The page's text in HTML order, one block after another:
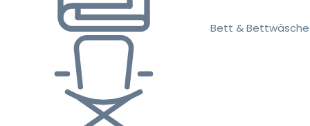
Bett & Bettwäsche